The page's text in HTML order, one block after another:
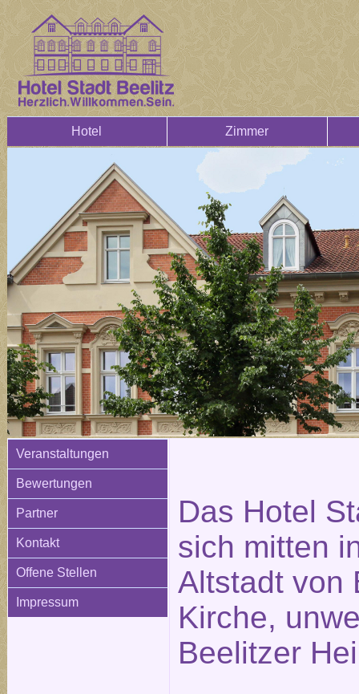
Hotel Zimmer
Veranstaltungen
Bewertungen
Partner
Kontakt
Offene Stellen
Impressum
Das Hotel
sich mitten
Altstadt von
Kirche,
Beelitzer